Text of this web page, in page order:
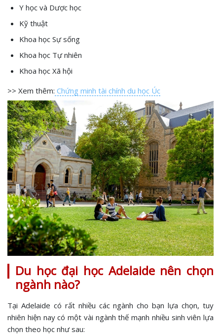
Y học và Dược học
Kỹ thuật
Khoa học Sự sống
Khoa học Tự nhiên
Khoa học Xã hội
>> Xem thêm: Chứng minh tài chính du học Úc
Du học đại học Adelaide nên chọn
ngành nào?
Tại Adelaide có rất nhiều các ngành cho bạn lựa chọn, tuy
nhiên hiện nay có một vài ngành thế mạnh nhiều sinh viên lựa
chọn theo học như sau: